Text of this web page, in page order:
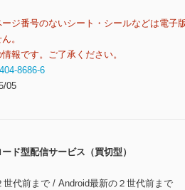
ジ番号のないシート・シールなどは電子
。
報です。ご了承ください。
8686-6
05
ド型配信サービス（買切型）
世代前まで / Android最新の２世代前まで